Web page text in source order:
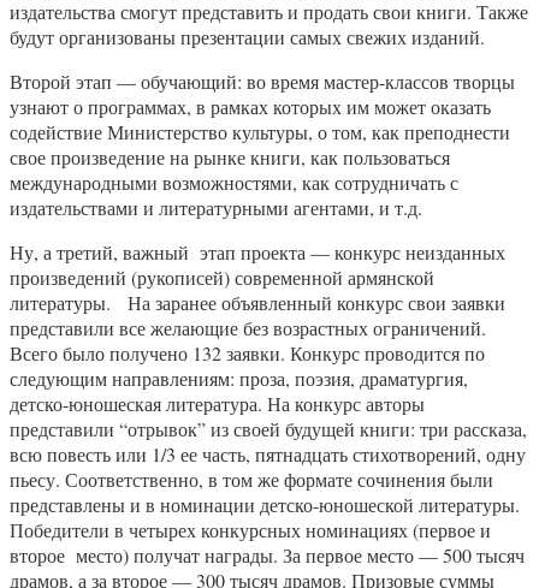
издательства смогут представить и продать свои книги. Также
будут организованы презентации самых свежих изданий.
Второй этап — обучающий: во время мастер-классов творцы
узнают о программах, в рамках которых им может оказать
содействие Министерство культуры, о том, как преподнести
свое произведение на рынке книги, как пользоваться
международными возможностями, как сотрудничать с
издательствами и литературными агентами, и т.д.
Ну, а третий, важный этап проекта — конкурс неизданных
произведений (рукописей) современной армянской
литературы. На заранее объявленный конкурс свои заявки
представили все желающие без возрастных ограничений.
Всего было получено 132 заявки. Конкурс проводится по
следующим направлениям: проза, поэзия, драматургия,
детско-юношеская литература. На конкурс авторы
представили “отрывок” из своей будущей книги: три рассказа,
всю повесть или 1/3 ее часть, пятнадцать стихотворений, одну
пьесу. Соответственно, в том же формате сочинения были
представлены и в номинации детско-юношеской литературы.
Победители в четырех конкурсных номинациях (первое и
второе место) получат награды. За первое место — 500 тысяч
драмов, а за второе — 300 тысяч драмов. Призовые суммы